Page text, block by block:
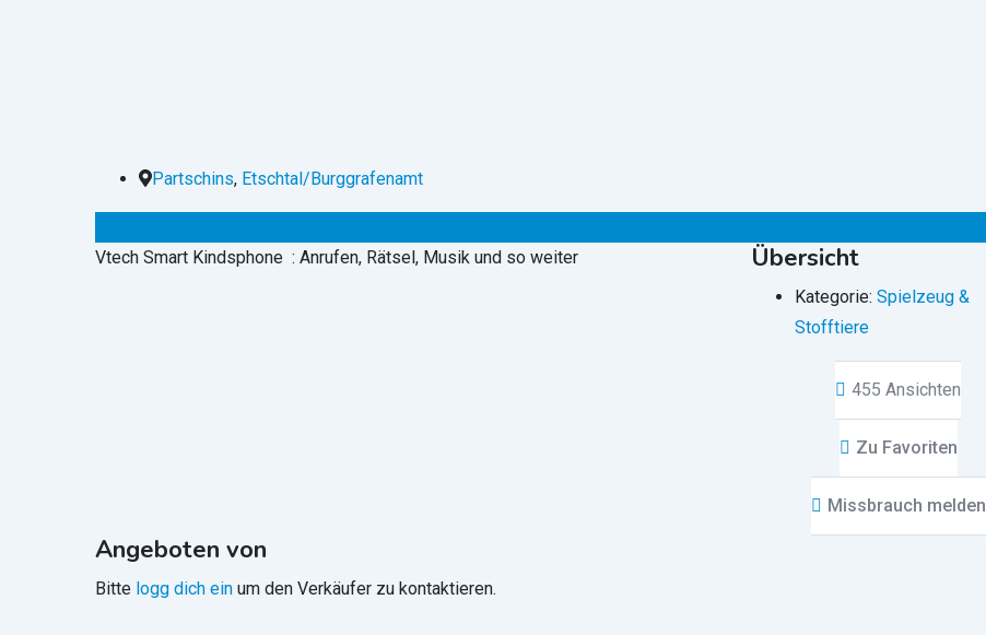
Partschins, Etschtal/Burggrafenamt
Vtech Smart Kindsphone : Anrufen, Rätsel, Musik und so weiter Übersicht
Kategorie: Spielzeug &
Stofftiere
455 Ansichten
Zu Favoriten
Missbrauch melden
Angeboten von
Bitte logg dich ein um den Verkäufer zu kontaktieren.